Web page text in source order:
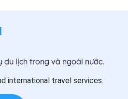
du lịch trong và ngoài nước.
international travel services.